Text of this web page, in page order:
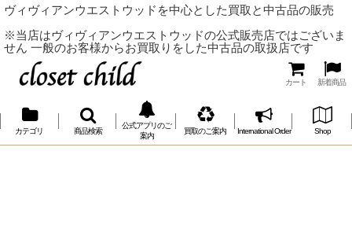
ヴィヴィアンウエストウッドを中心とした買取と中古品の販売
※当店はヴィヴィアンウエストウッドの公式販売店ではございま
せん 一般のお客様からお買取りをした中古品の取扱店です
カート 新着商品
カテゴリ 商品検索
公式アプリのご
案内
買取のご案内 International Order Shop